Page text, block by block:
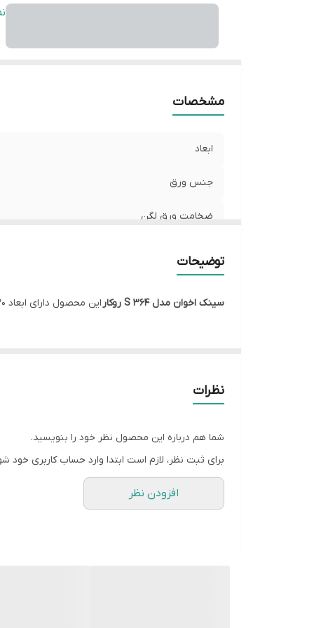
مشخصات
ابعاد
جنس ورق
ضخامت ورق لگن
توضیحات
سینک اخوان مدل 364 S روکار این محصول دارای ابعاد 120 در 60 سانت بدون جا مایع میباشد این سری از سینک های کارخانه به خاطر
نظرات
شما هم درباره این محصول نظر خود را بنویسید.
برای ثبت نظر، لازم است ابتدا وارد حساب کاربری خود
افزودن نظر